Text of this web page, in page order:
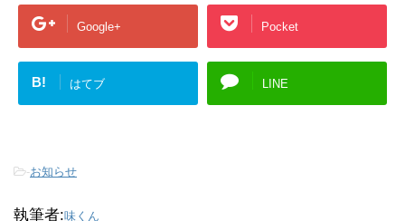
Google+ Pocket
B! はてブ LINE
-お知らせ
執筆者:味くん